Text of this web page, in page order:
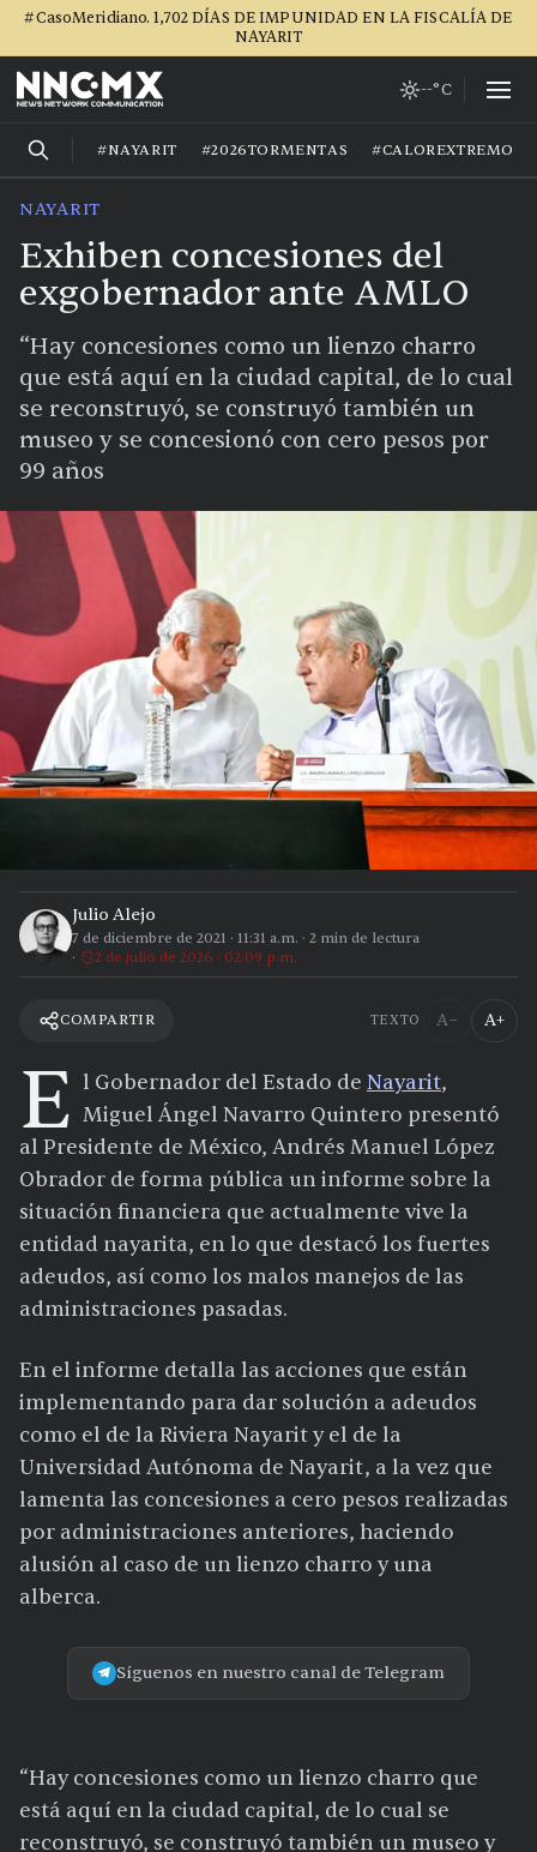
#CasoMeridiano. 1,702 DÍAS DE IMPUNIDAD EN LA FISCALÍA DE
NAYARIT
--°C
#NAYARIT #2026TORMENTAS #CALOREXTREMO
NAYARIT
Exhiben concesiones del
exgobernador ante AMLO
“Hay concesiones como un lienzo charro
que está aquí en la ciudad capital, de lo cual
se reconstruyó, se construyó también un
museo y se concesionó con cero pesos por
99 años
Julio Alejo
7 de diciembre de 2021 · 11:31 a.m. · 2 min de lectura
2 de julio de 2026 · 02:09 p.m.
COMPARTIR TEXTO A− A+
E l Gobernador del Estado de Nayarit,
Miguel Ángel Navarro Quintero presentó
al Presidente de México, Andrés Manuel López
Obrador de forma pública un informe sobre la
situación financiera que actualmente vive la
entidad nayarita, en lo que destacó los fuertes
adeudos, así como los malos manejos de las
administraciones pasadas.
En el informe detalla las acciones que están
implementando para dar solución a adeudos
como el de la Riviera Nayarit y el de la
Universidad Autónoma de Nayarit, a la vez que
lamenta las concesiones a cero pesos realizadas
por administraciones anteriores, haciendo
alusión al caso de un lienzo charro y una
alberca.
Síguenos en nuestro canal de Telegram
“Hay concesiones como un lienzo charro que
está aquí en la ciudad capital, de lo cual se
reconstruyó, se construyó también un museo y